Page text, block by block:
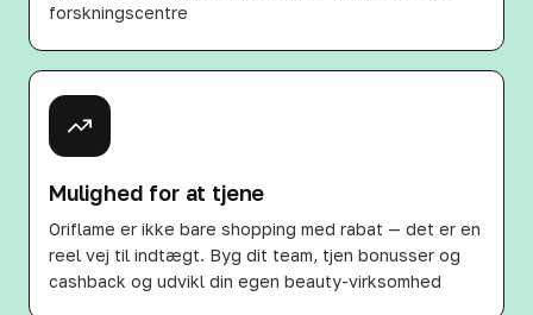
forskningscentre
Mulighed for at tjene
Oriflame er ikke bare shopping med rabat — det er en
reel vej til indtægt. Byg dit team, tjen bonusser og
cashback og udvikl din egen beauty-virksomhed